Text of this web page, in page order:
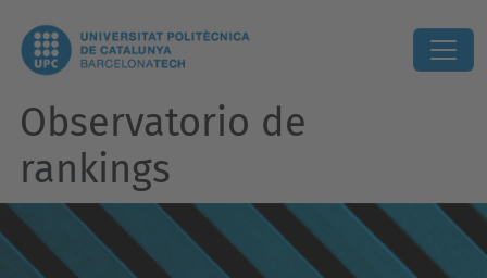
Observatorio de
rankings